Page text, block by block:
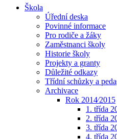
Škola
Úřední deska
Povinné informace
Pro rodiče a žáky
Zaměstnanci školy
Historie školy
Projekty a granty
Důležité odkazy
Třídní schůzky a
Archivace
Rok 2014⁄2015
1. třída
2. třída
3. třída
4. třída